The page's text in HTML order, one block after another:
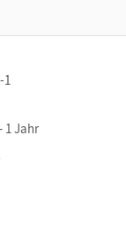
1
1 Jahr